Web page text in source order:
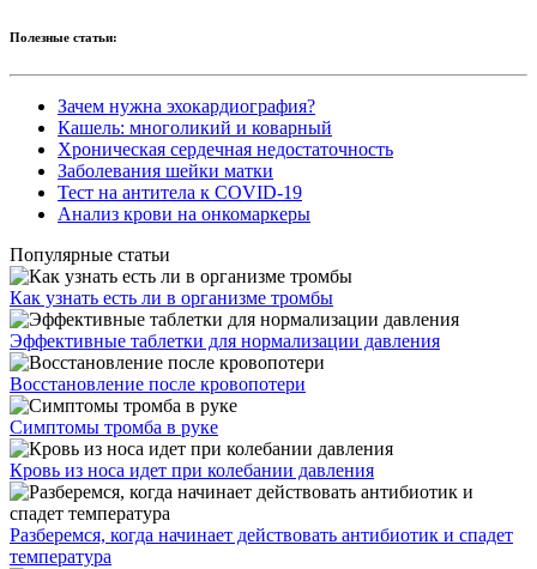
Полезные статьи:
Зачем нужна эхокардиография?
Кашель: многоликий и коварный
Хроническая сердечная недостаточность
Заболевания шейки матки
Тест на антитела к COVID-19
Анализ крови на онкомаркеры
Популярные статьи
Как узнать есть ли в организме тромбы
Эффективные таблетки для нормализации давления
Восстановление после кровопотери
Симптомы тромба в руке
Кровь из носа идет при колебании давления
Разберемся, когда начинает действовать антибиотик и спадет
температура